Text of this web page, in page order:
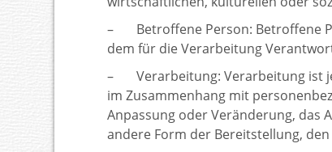
– Betroffene Person: Betroffene
dem für die Verarbeitung
– Verarbeitung: Verarbeitung ist
im Zusammenhang mit
Anpassung oder Veränderung, das
andere Form der Bereitstellung,